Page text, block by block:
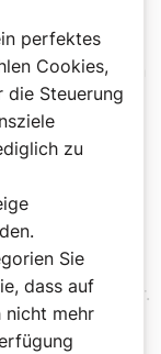
Jahre 1936,
Leopold
der sich
Werk von
dem
Testament dar.
wie es in der
die
perfektes
Cookies,
Steuerung
zu
Sie
dass auf
nicht mehr